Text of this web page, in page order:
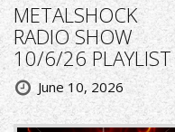
METALSHOCK
RADIO SHOW
10/6/26 PLAYLIST
June 10, 2026